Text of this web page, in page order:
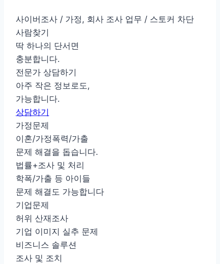
사이버조사 / 가정, 회사 조사 업무 / 스토커 차단
사람찾기
딱 하나의 단서면
충분합니다.
전문가 상담하기
아주 작은 정보로도,
가능합니다.
상담하기
가정문제
이혼/가정폭력/가출
문제 해결을 돕습니다.
법률+조사 및 처리
학폭/가출 등 아이들
문제 해결도 가능합니다
기업문제
허위 산재조사
기업 이미지 실추 문제
비즈니스 솔루션
조사 및 조치